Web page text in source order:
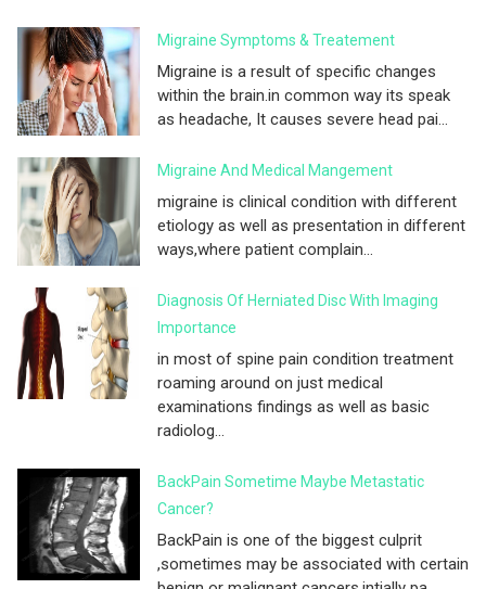
Migraine Symptoms & Treatement
Migraine is a result of specific changes
within the brain.in common way its speak
as headache, It causes severe head pai...
Migraine And Medical Mangement
migraine is clinical condition with different
etiology as well as presentation in different
ways,where patient complain...
Diagnosis Of Herniated Disc With Imaging
Importance
in most of spine pain condition treatment
roaming around on just medical
examinations findings as well as basic
radiolog...
BackPain Sometime Maybe Metastatic
Cancer?
BackPain is one of the biggest culprit
,sometimes may be associated with certain